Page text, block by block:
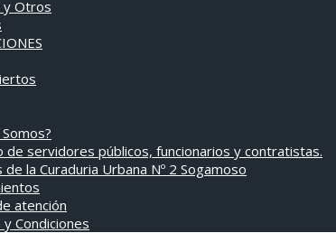
y Otros
de servidores públicos, funcionarios y contratistas.
de la Curaduria Urbana Nº 2 Sogamoso
atención
Condiciones